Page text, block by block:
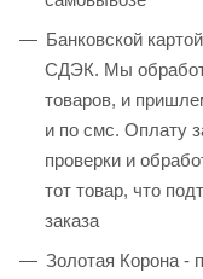
Банковской
СДЭК. Мы
товаров, и
и по смс. Оплату
проверки и
тот товар, что
заказа
Золотая Корона -